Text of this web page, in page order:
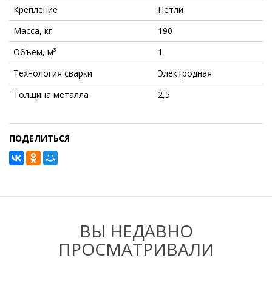
Крепление
Петли
Масса, кг
190
Объем, м³
1
Технология сварки
Электродная
Толщина металла
2,5
ПОДЕЛИТЬСЯ
ВЫ НЕДАВНО
ПРОСМАТРИВАЛИ